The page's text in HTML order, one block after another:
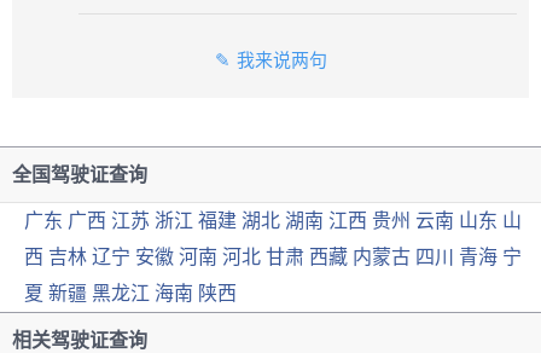
我来说两句
全国驾驶证查询
广东 广西 江苏 浙江 福建 湖北 湖南 江西 贵州 云南 山东 山
西 吉林 辽宁 安徽 河南 河北 甘肃 西藏 内蒙古 四川 青海 宁
夏 新疆 黑龙江 海南 陕西
相关驾驶证查询